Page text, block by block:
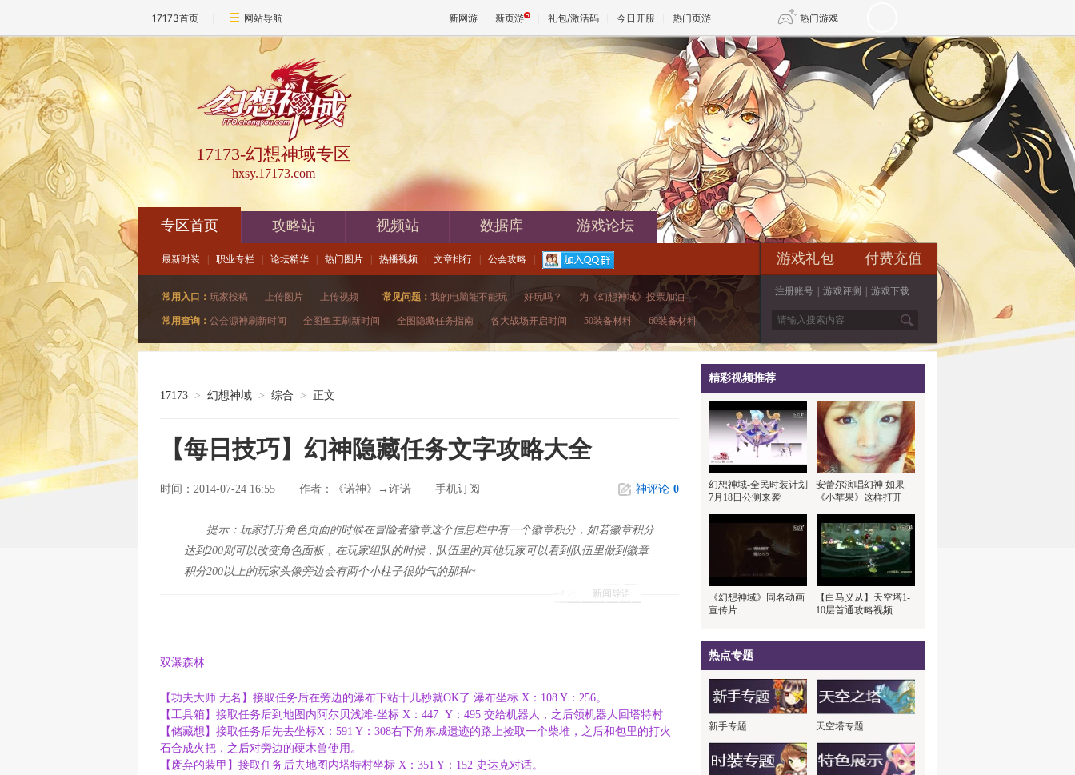
17173首页 网站导航 新网游 新页游 礼包/激活码 今日开服 热门页游 热门游戏
魔兽 DNF 传奇4
天堂 剑网3旗舰版 新天龙八部
王权与自由 诛仙世界
17173-幻想神域专区
hxsy.17173.com
专区首页 攻略站 视频站 数据库 游戏论坛
最新时装 职业专栏 论坛精华 热门图片 热播视频 文章排行 公会攻略
常用入口： 玩家投稿 上传图片 上传视频 常见问题： 我的电脑能不能玩 好玩吗？ 为《幻想神域》投票加油
常用查询： 公会源神刷新时间 全图鱼王刷新时间 全图隐藏任务指南 各大战场开启时间 50装备材料 60装备材料
游戏礼包 付费充值
注册账号 游戏评测 游戏下载
17173 > 幻想神域 > 综合 > 正文
【每日技巧】幻神隐藏任务文字攻略大全
时间：2014-07-24 16:55 作者： 《诺神》→许诺 手机订阅 神评论 0
新闻导语
提示：玩家打开角色页面的时候在冒险者徽章这个信息栏中有一个徽章积分，如若徽章积分
达到200则可以改变角色面板，在玩家组队的时候，队伍里的其他玩家可以看到队伍里做到徽章
积分200以上的玩家头像旁边会有两个小柱子很帅气的那种~
双瀑森林
【功夫大师 无名】接取任务后在旁边的瀑布下站十几秒就OK了 瀑布坐标 X：108 Y：256。
【工具箱】接取任务后到地图内阿尔贝浅滩-坐标 X：447 Y：495 交给机器人，之后领机器人回塔特村
【储藏想】接取任务后先去坐标X：591 Y：308右下角东城遗迹的路上捡取一个柴堆，之后和包里的打火
石合成火把，之后对旁边的硬木兽使用。
【废弃的装甲】接取任务后去地图内塔特村坐标 X：351 Y：152 史达克对话。
精彩视频推荐
幻想神域-全民时装计划
7月18日公测来袭
安蕾尔演唱幻神 如果
《小苹果》这样打开
《幻想神域》同名动画
宣传片
【白马义从】天空塔1-
10层首通攻略视频
热点专题
新手专题 天空塔专题